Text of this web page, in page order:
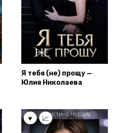
Я тебя (не) прощу —
Юлия Николаева